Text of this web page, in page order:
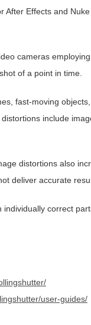
After Effects and
cameras
of a point in time.
fast-moving
include
distortions also
deliver accurate
correct
user-guides/